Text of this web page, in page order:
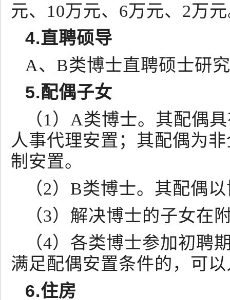
元、10万元、6万元、2万
4.直聘硕导
A、B类博士直聘硕士研
5.配偶子女
（1）A类博士。其配偶
人事代理安置；其配偶为
制安置。
（2）B类博士。其配偶
（3）解决博士的子女在
（4）各类博士参加初聘
满足配偶安置条件的，可
6.住房